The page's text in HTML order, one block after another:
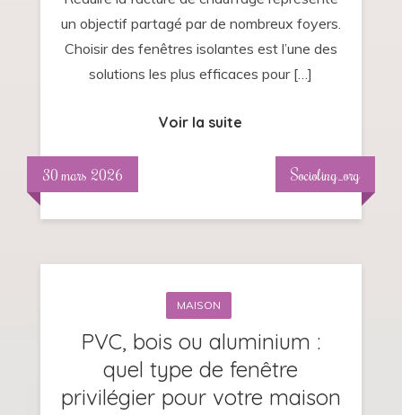
?
un objectif partagé par de nombreux foyers.
Choisir des fenêtres isolantes est l’une des
solutions les plus efficaces pour […]
Voir la suite
30 mars 2026 Socioling_org
MAISON
PVC, bois ou aluminium :
quel type de fenêtre
privilégier pour votre maison